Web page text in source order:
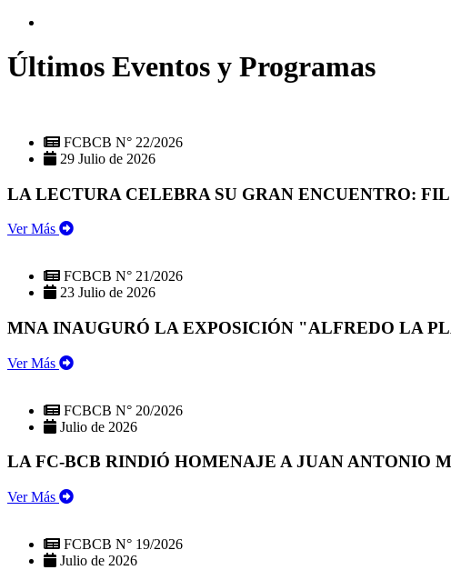
Últimos Eventos y Programas
FCBCB N° 22/2026
29 Julio de 2026
LA LECTURA CELEBRA SU GRAN ENCUENTRO:
Ver Más
FCBCB N° 21/2026
23 Julio de 2026
MNA INAUGURÓ LA EXPOSICIÓN "ALFREDO LA
Ver Más
FCBCB N° 20/2026
Julio de 2026
LA FC-BCB RINDIÓ HOMENAJE A JUAN ANTONIO
Ver Más
FCBCB N° 19/2026
Julio de 2026